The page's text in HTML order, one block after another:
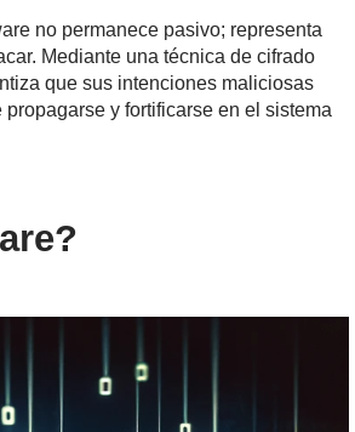
no permanece pasivo; representa
Mediante una técnica de cifrado
que sus intenciones maliciosas
y fortificarse en el sistema